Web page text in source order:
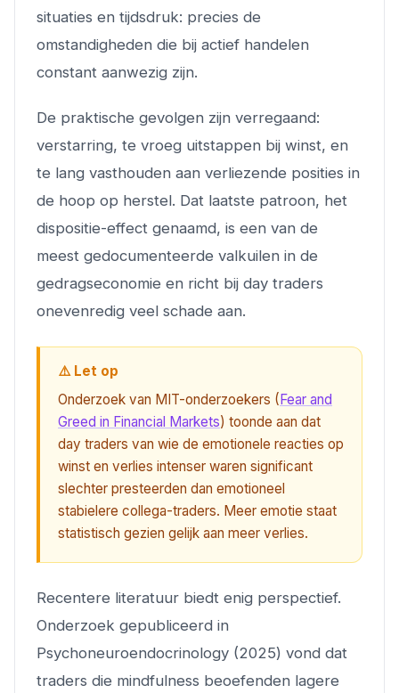
situaties en tijdsdruk: precies de
omstandigheden die bij actief handelen
constant aanwezig zijn.
De praktische gevolgen zijn verregaand:
verstarring, te vroeg uitstappen bij winst, en
te lang vasthouden aan verliezende posities in
de hoop op herstel. Dat laatste patroon, het
dispositie-effect genaamd, is een van de
meest gedocumenteerde valkuilen in de
gedragseconomie en richt bij day traders
onevenredig veel schade aan.
⚠️ Let op
Onderzoek van MIT-onderzoekers ( Fear and
Greed in Financial Markets) toonde aan dat
day traders van wie de emotionele reacties op
winst en verlies intenser waren significant
slechter presteerden dan emotioneel
stabielere collega-traders. Meer emotie staat
statistisch gezien gelijk aan meer verlies.
Recentere literatuur biedt enig perspectief.
Onderzoek gepubliceerd in
Psychoneuroendocrinology (2025) vond dat
traders die mindfulness beoefenden lagere